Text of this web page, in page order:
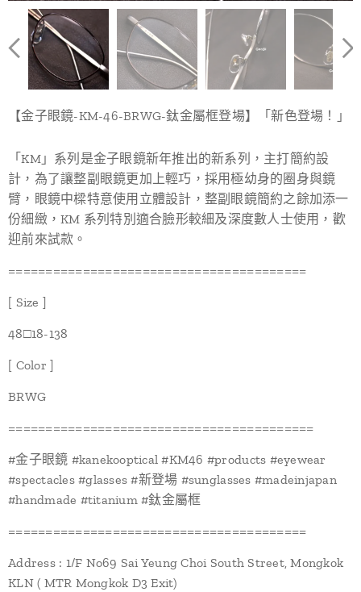
【金子眼鏡-KM-46-BRWG-鈦金屬框登場】「新色登場！」
「KM」系列是金子眼鏡新年推出的新系列，主打簡約設
計，為了讓整副眼鏡更加上輕巧，採用極幼身的圈身與鏡
臂，眼鏡中樑特意使用立體設計，整副眼鏡簡約之餘加添一
份細緻，KM 系列特別適合臉形較細及深度數人士使用，歡
迎前來試款。
========================================
[ Size ]
48□18-138
[ Color ]
BRWG
=========================================
#金子眼鏡 #kanekooptical #KM46 #products #eyewear
#spectacles #glasses #新登場 #sunglasses #madeinjapan
#handmade #titanium #鈦金屬框
========================================
Address : 1/F No69 Sai Yeung Choi South Street, Mongkok
KLN ( MTR Mongkok D3 Exit)